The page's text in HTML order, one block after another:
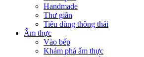
Handmade
Thư giãn
Tiêu dùng thông thái
Ẩm thực
Vào bếp
Khám phá ẩm thực